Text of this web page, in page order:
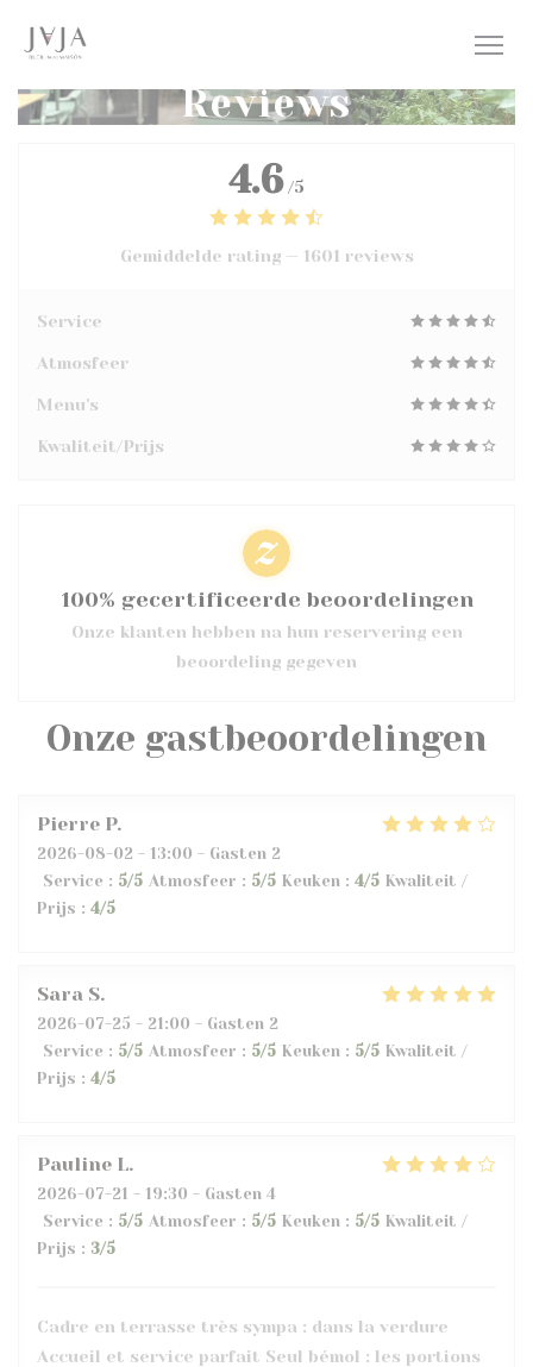
Reviews
Onze gastbeoordelingen
Pierre P
2026-08-02 - 13:00 - Gasten 2
Service : 5/5 Atmosfeer : 5/5 Keuken : 4/5 Kwaliteit /
Prijs : 4/5
Sara S
2026-07-25 - 21:00 - Gasten 2
Service : 5/5 Atmosfeer : 5/5 Keuken : 5/5 Kwaliteit /
Prijs : 4/5
Pauline L
2026-07-21 - 19:30 - Gasten 4
Service : 5/5 Atmosfeer : 5/5 Keuken : 5/5 Kwaliteit /
Prijs : 3/5
Cadre en terrasse très sympa : dans la verdure
Accueil et service parfait Seul bémol : les portions
4.6 /5
Gemiddelde rating — 1601 reviews
Service
Atmosfeer
Menu's
Kwaliteit/Prijs
100% gecertificeerde beoordelingen
Onze klanten hebben na hun reservering een
beoordeling gegeven